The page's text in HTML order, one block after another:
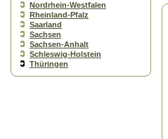
Nordrhein-Westfalen
Rheinland-Pfalz
Saarland
Sachsen
Sachsen-Anhalt
Schleswig-Holstein
Thüringen